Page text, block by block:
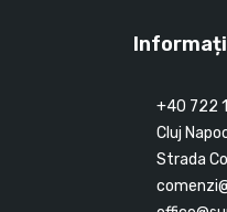
+40 722
Cluj
Strada